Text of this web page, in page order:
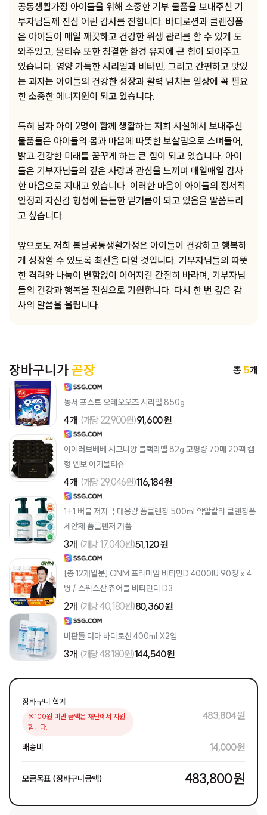
공동생활가정 아이들을 위해 소중한 기부 물품을 보내주신 기
부자님들께 진심 어린 감사를 전합니다. 바디로션과 클렌징폼
은 아이들이 매일 깨끗하고 건강한 위생 관리를 할 수 있게 도
와주었고, 물티슈 또한 청결한 환경 유지에 큰 힘이 되어주고
있습니다. 영양 가득한 시리얼과 비타민, 그리고 간편하고 맛있
는 과자는 아이들의 건강한 성장과 활력 넘치는 일상에 꼭 필요
한 소중한 에너지원이 되고 있습니다.
특히 남자 아이 2명이 함께 생활하는 저희 시설에서 보내주신
물품들은 아이들의 몸과 마음에 따뜻한 보살핌으로 스며들어,
밝고 건강한 미래를 꿈꾸게 하는 큰 힘이 되고 있습니다. 아이
들은 기부자님들의 깊은 사랑과 관심을 느끼며 매일매일 감사
한 마음으로 지내고 있습니다. 이러한 마음이 아이들의 정서적
안정과 자신감 형성에 든든한 밑거름이 되고 있음을 말씀드리
고 싶습니다.
앞으로도 저희 봄날공동생활가정은 아이들이 건강하고 행복하
게 성장할 수 있도록 최선을 다할 것입니다. 기부자님들의 따뜻
한 격려와 나눔이 변함없이 이어지길 간절히 바라며, 기부자님
들의 건강과 행복을 진심으로 기원합니다. 다시 한 번 깊은 감
사의 말씀을 올립니다.
장바구니가곧장 총 5개
동서 포스트 오레오오즈 시리얼 850g
4개 (개당 22,900원)91,600 원
아이러브베베 시그니앙 블랙라벨 82g 고평량 70매 20팩 캡
형 엠보 아기물티슈
4개 (개당 29,046원)116,184 원
1+1 버블 저자극 대용량 폼클렌징 500ml 약알칼리 클렌징폼
세안제 폼클렌저 거품
3개 (개당 17,040원)51,120 원
[총 12개월분] GNM 프리미엄 비타민D 4000IU 90정 x 4
병 / 스위스산 츄어블 비타민디 D3
2개 (개당 40,180원)80,360 원
비판톨 더마 바디로션 400ml X2입
3개 (개당 48,180원)144,540 원
장바구니 합계
※100원 미만 금액은 재단에서 지원
합니다.
483,804 원
배송비 14,000 원
모금목표 (장바구니금액) 483,800 원